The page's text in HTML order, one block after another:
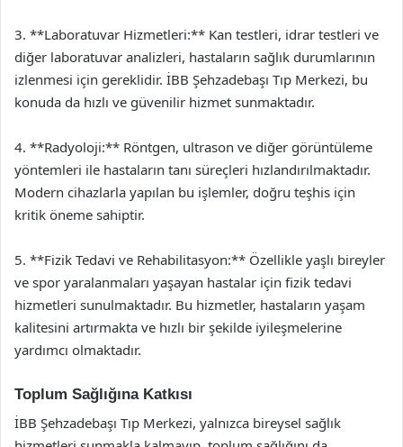
3. **Laboratuvar Hizmetleri:** Kan testleri, idrar testleri ve
diğer laboratuvar analizleri, hastaların sağlık durumlarının
izlenmesi için gereklidir. İBB Şehzadebaşı Tıp Merkezi, bu
konuda da hızlı ve güvenilir hizmet sunmaktadır.
4. **Radyoloji:** Röntgen, ultrason ve diğer görüntüleme
yöntemleri ile hastaların tanı süreçleri hızlandırılmaktadır.
Modern cihazlarla yapılan bu işlemler, doğru teşhis için
kritik öneme sahiptir.
5. **Fizik Tedavi ve Rehabilitasyon:** Özellikle yaşlı bireyler
ve spor yaralanmaları yaşayan hastalar için fizik tedavi
hizmetleri sunulmaktadır. Bu hizmetler, hastaların yaşam
kalitesini artırmakta ve hızlı bir şekilde iyileşmelerine
yardımcı olmaktadır.
Toplum Sağlığına Katkısı
İBB Şehzadebaşı Tıp Merkezi, yalnızca bireysel sağlık